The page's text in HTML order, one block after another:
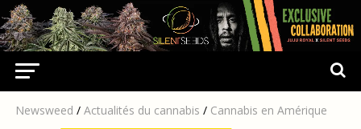
Newsweed / Actualités du cannabis / Cannabis en Amérique